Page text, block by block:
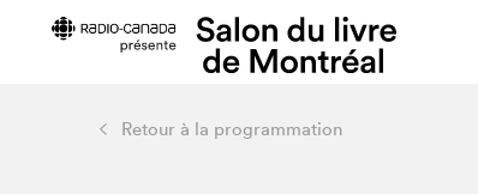
Retour à la programmation